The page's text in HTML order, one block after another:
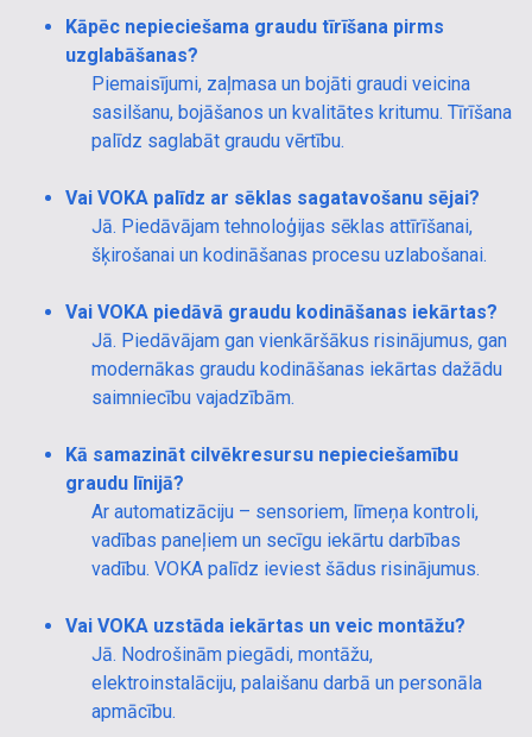
Kāpēc nepieciešama graudu tīrīšana pirms
uzglabāšanas?
Piemaisījumi, zaļmasa un bojāti graudi veicina
sasilšanu, bojāšanos un kvalitātes kritumu. Tīrīšana
palīdz saglabāt graudu vērtību.
Vai VOKA palīdz ar sēklas sagatavošanu sējai?
Jā. Piedāvājam tehnoloģijas sēklas attīrīšanai,
šķirošanai un kodināšanas procesu uzlabošanai.
Vai VOKA piedāvā graudu kodināšanas iekārtas?
Jā. Piedāvājam gan vienkāršākus risinājumus, gan
modernākas graudu kodināšanas iekārtas dažādu
saimniecību vajadzībām.
Kā samazināt cilvēkresursu nepieciešamību
graudu līnijā?
Ar automatizāciju – sensoriem, līmeņa kontroli,
vadības paneļiem un secīgu iekārtu darbības
vadību. VOKA palīdz ieviest šādus risinājumus.
Vai VOKA uzstāda iekārtas un veic montāžu?
Jā. Nodrošinām piegādi, montāžu,
elektroinstalāciju, palaišanu darbā un personāla
apmācību.